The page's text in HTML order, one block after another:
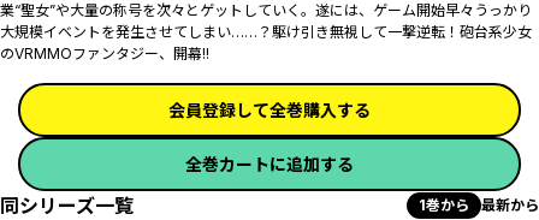
業“聖女”や大量の称号を次々とゲットしていく。遂には、ゲーム開始早々うっかり
大規模イベントを発生させてしまい……？駆け引き無視して一撃逆転！砲台系少女
のVRMMOファンタジー、開幕!!
会員登録して全巻購入する
全巻カートに追加する
同シリーズ一覧 1巻から 最新から